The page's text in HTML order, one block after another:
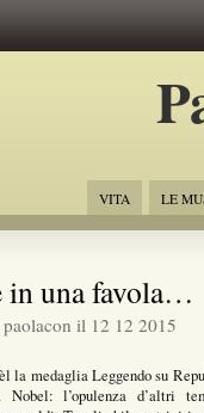
VITA LE
in una favola…
il 12 12 2015
la medaglia Leggendo su
l’opulenza d’altri